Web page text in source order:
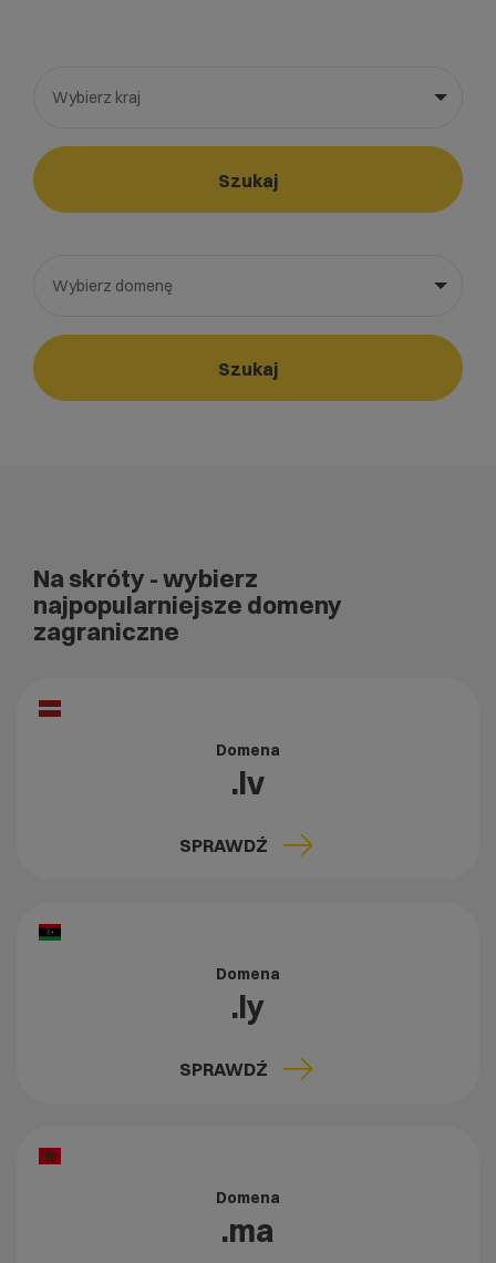
Wybierz kraj
Wybierz gotową listę. Użyj spacji, aby otworzyć.
Naciśnij spację, aby otworzyć listę, klawisze strzałek, aby
Szukaj
Wybierz domenę
Wybierz gotową listę. Użyj spacji, aby otworzyć.
Naciśnij spację, aby otworzyć listę, klawisze strzałek, aby
Szukaj
Na skróty - wybierz
najpopularniejsze domeny
zagraniczne
Domena
.lv
SPRAWDŹ
Domena
.ly
SPRAWDŹ
Domena
.ma